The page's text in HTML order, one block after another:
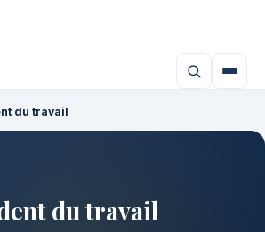
du travail
du travail